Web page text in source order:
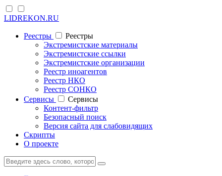
LIDREKON.RU
Реестры
Реестры
Экстремистские материалы
Экстремистские ссылки
Экстремистские организации
Реестр иноагентов
Реестр НКО
Реестр СОНКО
Cервисы
Cервисы
Контент-фильтр
Безопасный поиск
Версия сайта для слабовидящих
Скрипты
О проекте